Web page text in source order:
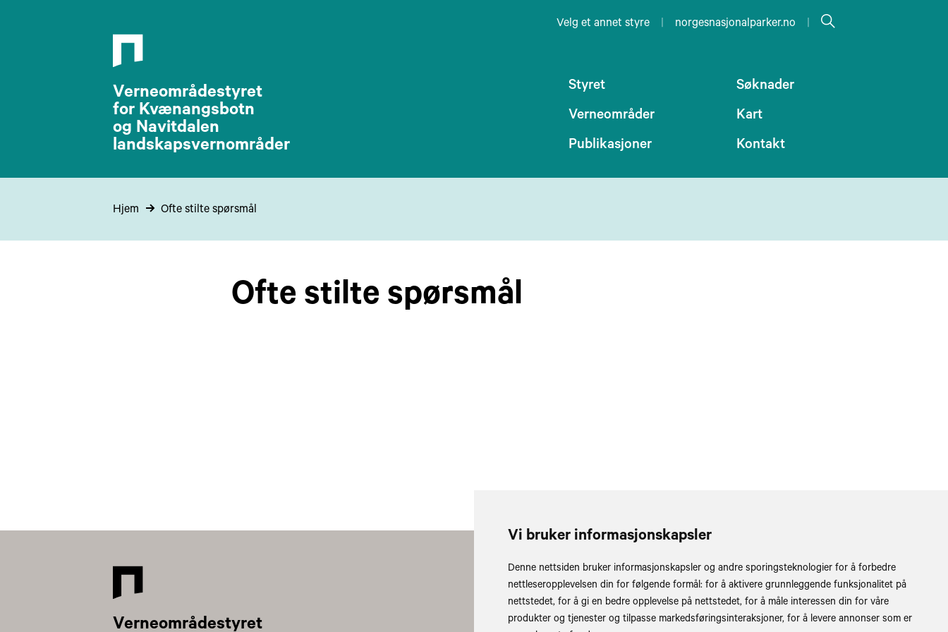
Vi bruker informasjonskapsler
Denne nettsiden bruker informasjonskapsler og andre sporingsteknologier for å forbedre
nettleseropplevelsen din for følgende formål: for å aktivere grunnleggende funksjonalitet på
nettstedet, for å gi en bedre opplevelse på nettstedet, for å måle interessen din for våre
produkter og tjenester og tilpasse markedsføringsinteraksjoner, for å levere annonser som er
Velg et annet styre | norgesnasjonalparker.no |
Verneområdestyret
for Kvænangsbotn
og Navitdalen
landskapsvernområder
Styret
Søknader
Verneområder
Kart
Publikasjoner
Kontakt
Hjem Ofte stilte spørsmål
Ofte stilte spørsmål
Verneområdestyret
Les vår personvernerklæring
Les vår tilgjengelighetserklæring